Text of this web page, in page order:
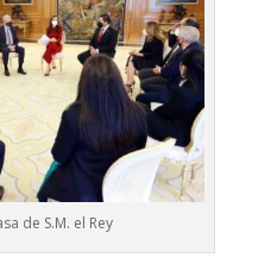
de S.M. el Rey